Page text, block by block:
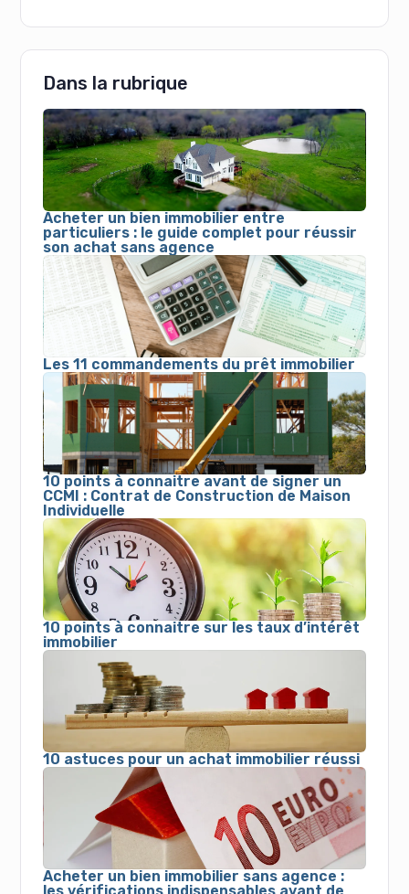
Dans la rubrique
Acheter un bien immobilier entre
particuliers : le guide complet pour réussir
son achat sans agence
Les 11 commandements du prêt immobilier
10 points à connaitre avant de signer un
CCMI : Contrat de Construction de Maison
Individuelle
10 points à connaitre sur les taux d’intérêt
immobilier
10 astuces pour un achat immobilier réussi
Acheter un bien immobilier sans agence :